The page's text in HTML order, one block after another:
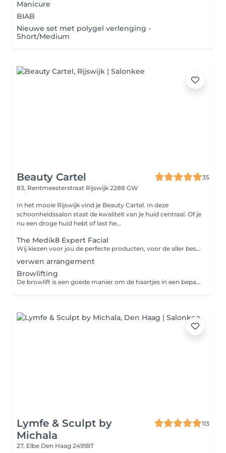
Manicure
BIAB
Nieuwe set met polygel verlenging -
Short/Medium
Beauty Cartel
35
83, Rentmeesterstraat Rijswijk 2288 GW
In het mooie Rijswijk vind je Beauty Cartel. In deze
schoonheidssalon staat de kwaliteit van je huid centraal. Of je
nu een droge huid hebt of last he...
The Medik8 Expert Facial
Wij kiezen voor jou de perfecte producten, voor de aller beste behandeling
verwen arrangement
Browlifting
De browlift is een goede manier om de haartjes in een bepaalde richting te brengen. Geschikt voor haartjes die af en toe een eigen wil hebben. Je hoeft je wenkbrauwen niet meer elke dag in model te brengen. Het resultaat blijft tot ongeveer 6 weken zichtbaar, afhankelijk van de groeicyclus van je wenkbrauwen.
Lymfe & Sculpt by
Michala
113
27, Elbe Den Haag 2491BT